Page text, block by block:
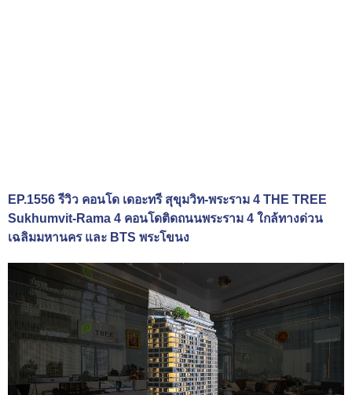
EP.1556 รีวิว คอนโด เดอะทรี สุขุมวิท-พระราม 4 THE TREE
Sukhumvit-Rama 4 คอนโดติดถนนพระราม 4 ใกล้ทางด่วน
เฉลิมมหานคร และ BTS พระโขนง